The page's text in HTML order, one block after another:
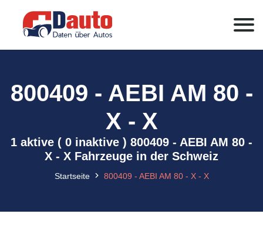
800409 - AEBI AM 80 -
X - X
1 aktive ( 0 inaktive ) 800409 - AEBI AM 80 -
X - X Fahrzeuge in der Schweiz
Startseite 800409 - AEBI AM 80 - X - X